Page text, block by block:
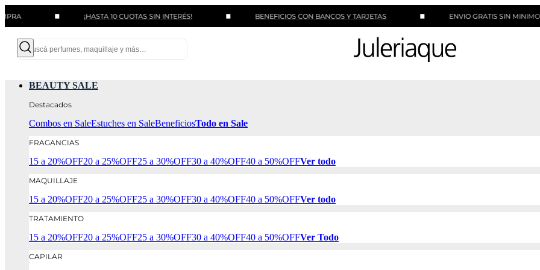
¡HASTA 10 CUOTAS SIN INTERÉS! BENEFICIOS CON BANCOS Y TARJETAS ENVIO GRATIS SIN MINIMO DE
BEAUTY SALE
Destacados
Combos en SaleEstuches en SaleBeneficiosTodo en Sale
FRAGANCIAS
15 a 20%OFF20 a 25%OFF25 a 30%OFF30 a 40%OFF40 a 50%OFFVer todo
MAQUILLAJE
15 a 20%OFF20 a 25%OFF25 a 30%OFF30 a 40%OFF40 a 50%OFFVer todo
TRATAMIENTO
15 a 20%OFF20 a 25%OFF25 a 30%OFF30 a 40%OFF40 a 50%OFFVer Todo
CAPILAR